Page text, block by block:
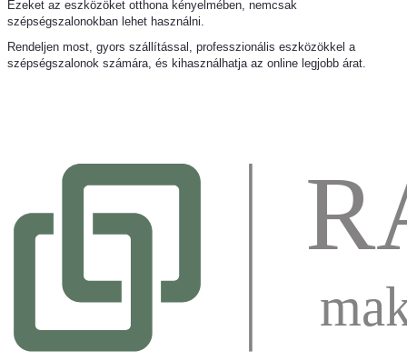
Ezeket az eszközöket otthona kényelmében, nemcsak
szépségszalonokban lehet használni.
Rendeljen most, gyors szállítással, professzionális eszközökkel a
szépségszalonok számára, és kihasználhatja az online legjobb árat.